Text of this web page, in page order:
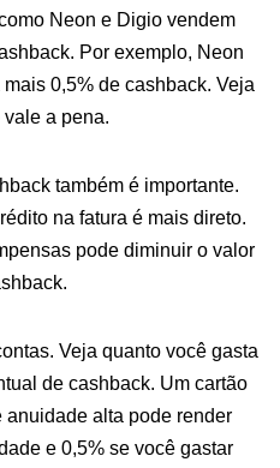
Neon e Digio vendem
Por exemplo, Neon
0,5% de cashback. Veja
a pena.
também é importante.
na fatura é mais direto.
pode diminuir o valor
Veja quanto você gasta
de cashback. Um cartão
anuidade alta pode render
e 0,5% se você gastar